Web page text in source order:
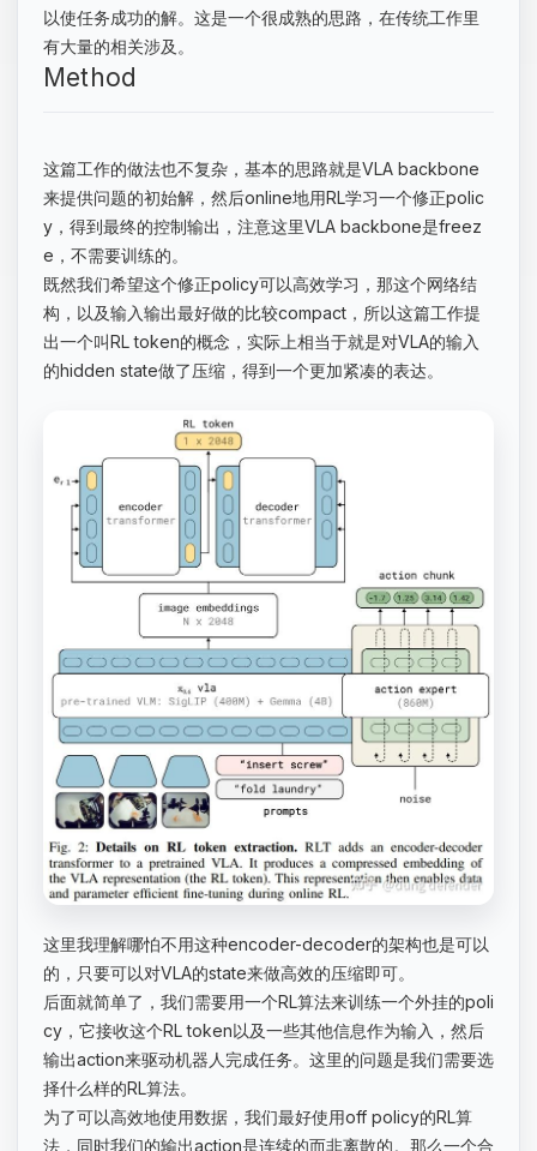
以使任务成功的解。这是一个很成熟的思路，在传统工作里
有大量的相关涉及。
Method
这篇工作的做法也不复杂，基本的思路就是VLA backbone
来提供问题的初始解，然后online地用RL学习一个修正polic
y，得到最终的控制输出，注意这里VLA backbone是freez
e，不需要训练的。
既然我们希望这个修正policy可以高效学习，那这个网络结
构，以及输入输出最好做的比较compact，所以这篇工作提
出一个叫RL token的概念，实际上相当于就是对VLA的输入
的hidden state做了压缩，得到一个更加紧凑的表达。
这里我理解哪怕不用这种encoder-decoder的架构也是可以
的，只要可以对VLA的state来做高效的压缩即可。
后面就简单了，我们需要用一个RL算法来训练一个外挂的poli
cy，它接收这个RL token以及一些其他信息作为输入，然后
输出action来驱动机器人完成任务。这里的问题是我们需要选
择什么样的RL算法。
为了可以高效地使用数据，我们最好使用off policy的RL算
法，同时我们的输出action是连续的而非离散的。那么一个合